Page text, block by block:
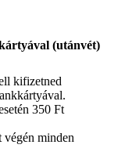
(utánvét)
kifizetned
350 Ft
végén minden